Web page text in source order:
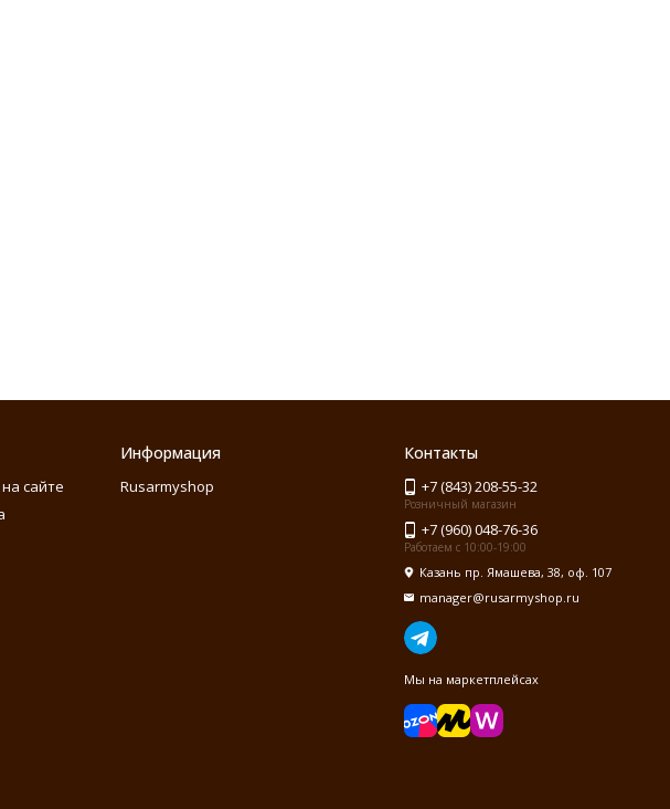
сайте
Информация
Rusarmyshop
Контакты
+7 (843) 208-55-32
Розничный магазин
+7 (960) 048-76-36
Работаем с 10:00-19:00
Казань пр. Ямашева, 38, оф. 107
manager@rusarmyshop.ru
Мы на маркетплейсах